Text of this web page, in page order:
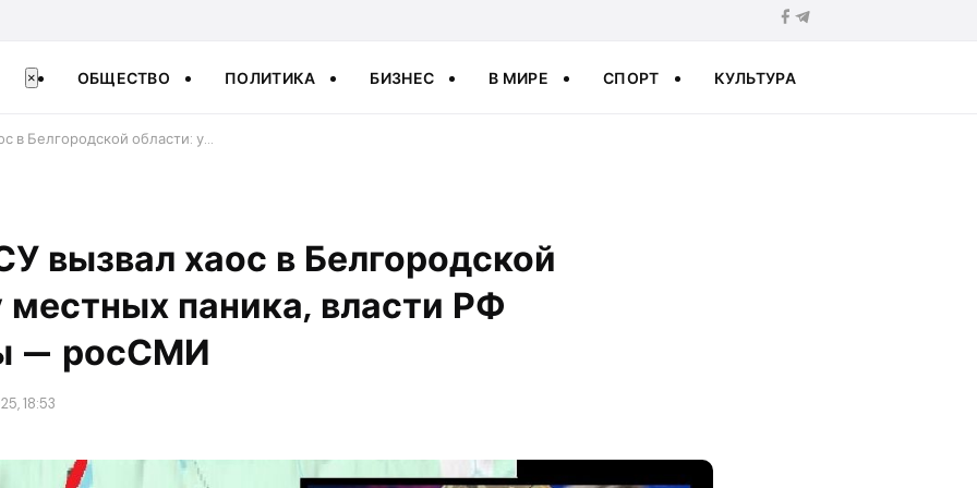
× ОБЩЕСТВО ПОЛИТИКА БИЗНЕС В МИРЕ СПОРТ КУЛЬТУРА
в Белгородской области: у…
вызвал хаос в Белгородской
местных паника, власти РФ
— росСМИ
18:53